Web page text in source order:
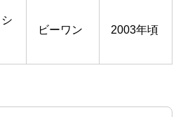
ビーワン 2003年頃